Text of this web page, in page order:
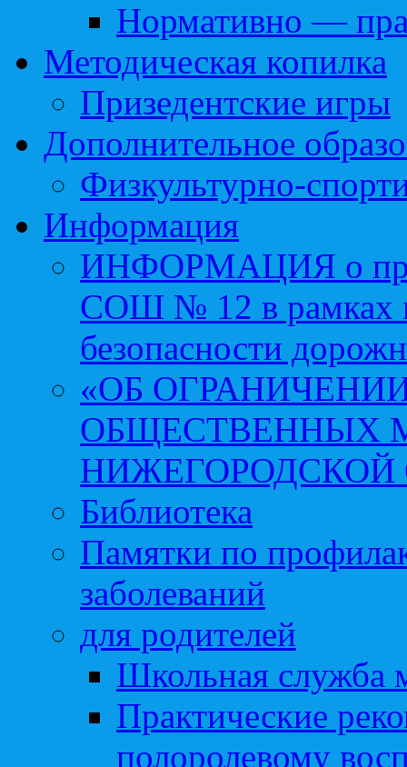
Нормативно —
Методическая копилка
Призедентские игры
Дополнительное
Физкультурно-
Информация
ИНФОРМАЦИЯ о
СОШ № 12 в рамках
безопасности
«ОБ
ОБЩЕСТВЕННЫХ
НИЖЕГОРОДСКОЙ
Библиотека
Памятки по
заболеваний
для родителей
Школьная служба
Практические
полоролевому